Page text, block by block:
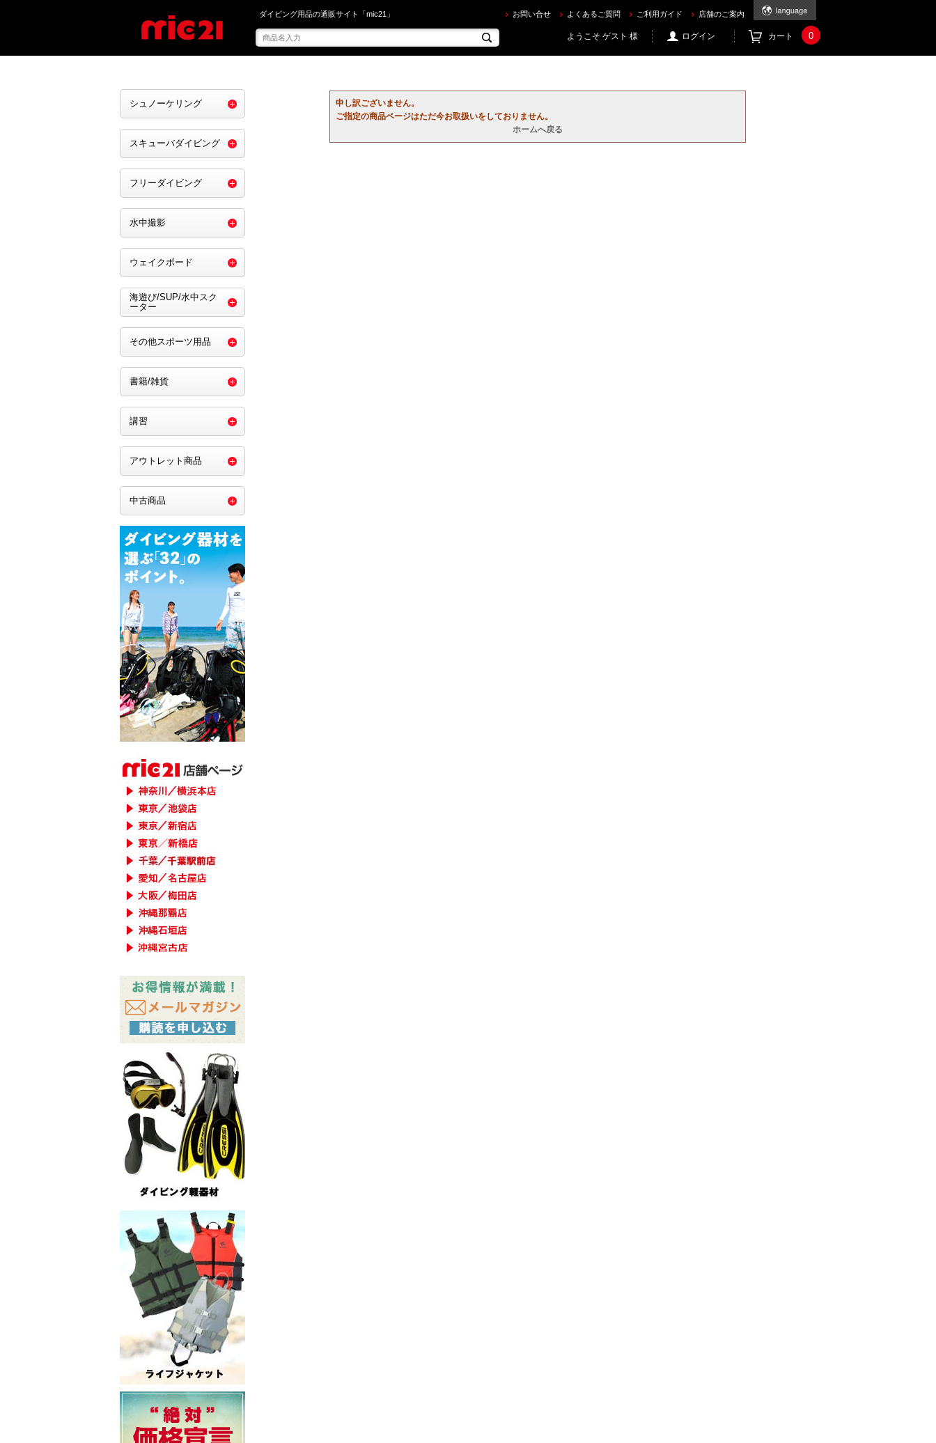
mic21で を買うならec.mic21.com 並び順：商品名
ダイビング用品の通販サイト「mic21」 お問い合せ よくあるご質問 ご利用ガイド 店舗のご案内
ようこそ ゲスト 様 ログイン カート 0
申し訳ございません。
ご指定の商品ページはただ今お取扱いをしておりません。
ホームへ戻る
シュノーケリング
スキューバダイビング
フリーダイビング
水中撮影
ウェイクボード
海遊び/SUP/水中スク
ーター
その他スポーツ用品
書籍/雑貨
講習
アウトレット商品
中古商品